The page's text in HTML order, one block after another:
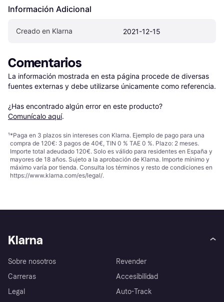
Información Adicional
Creado en Klarna 2021-12-15
Comentarios
La información mostrada en esta página procede de diversas
fuentes externas y debe utilizarse únicamente como referencia.
¿Has encontrado algún error en este producto?
Comunícalo aquí.
¹*Paga en 3 plazos sin intereses con Klarna. Ejemplo de pago para una
compra de 120€: 3 pagos de 40€, TIN 0 % TAE 0 %. Plazo: 2 meses.
Importe total adeudado 120€. Solo es válido para residentes en España y
mayores de 18 años. Sujeto a la aprobación de Klarna. Importe mínimo y
máximo varía por tienda. Consulta los términos y resto de condiciones en
https://www.klarna.com/es/legal/.
Klarna
Sobre nosotros
Carreras
Legal
Revender
Accesibilidad
Auto-Track